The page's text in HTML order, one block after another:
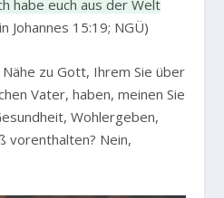
habe euch aus der Welt
Johannes 15:19; NGÜ)
zu Gott, Ihrem Sie über
Vater, haben, meinen Sie
Wohlergeben,
vorenthalten? Nein,